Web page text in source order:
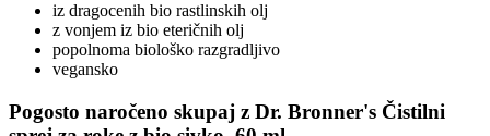
iz dragocenih bio rastlinskih olj
z vonjem iz bio eteričnih olj
popolnoma biološko razgradljivo
vegansko
Pogosto naročeno skupaj z Dr. Bronner's Čistilni